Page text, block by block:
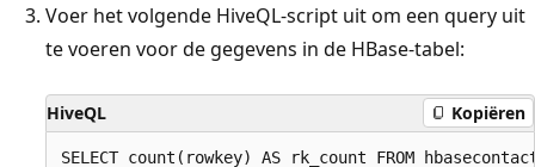
Voer het volgende HiveQL-script uit om een query uit
te voeren voor de gegevens in de HBase-tabel:
HiveQL Kopiëren